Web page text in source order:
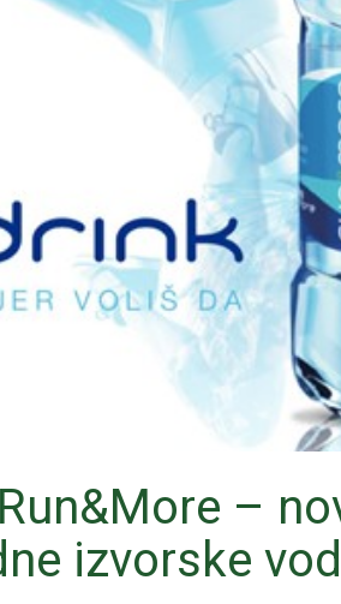
–
izvorske